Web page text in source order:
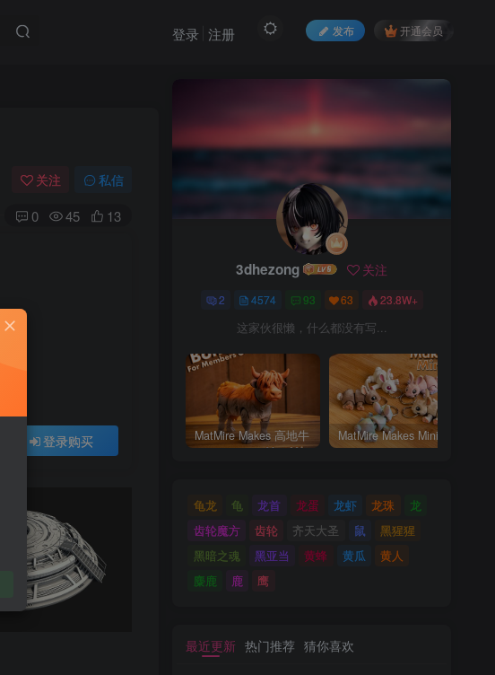
发布 开通会员
登录 注册
关注 私信
0 45 13
登录购买
3dhezong 关注
2 4574 93 63 23.8W+
这家伙很懒，什么都没有写...
MatMire Makes 高地牛
龟龙 龟 龙首 龙蛋 龙虾 龙珠
龙
齿轮魔方
齿轮 齐天大圣 鼠
黑猩猩
黑暗之魂
黑亚当 黄蜂 黄瓜
黄人
麋鹿
鹿 鹰
最近更新 热门推荐 猜你喜欢